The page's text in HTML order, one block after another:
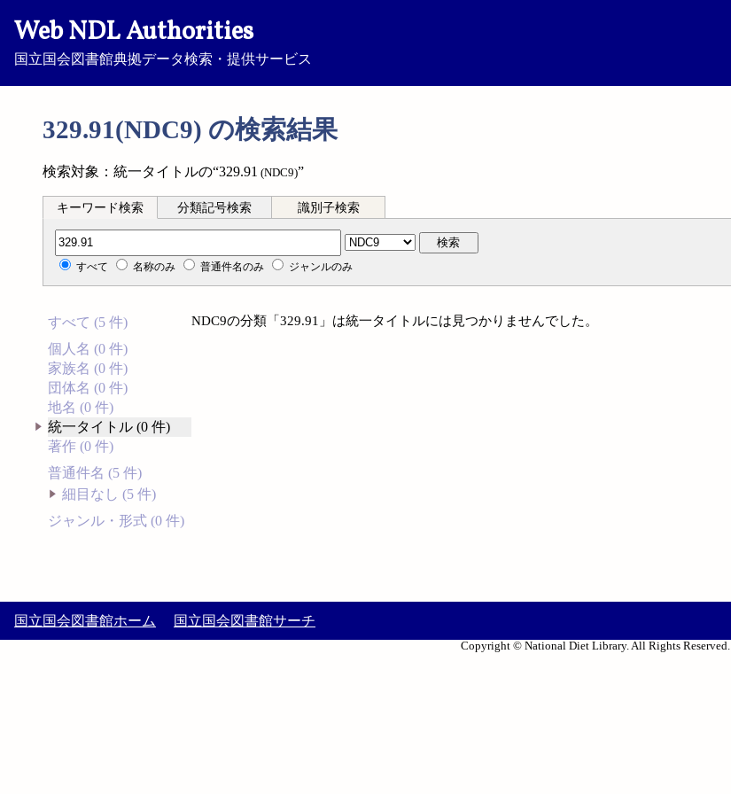
Web NDL Authorities
国立国会図書館典拠データ検索・提供サービス
329.91(NDC9) の検索結果
検索対象：統一タイトルの“329.91 (NDC9)”
キーワード検索 分類記号検索 識別子検索
分類記号検索 検索
すべて 名称のみ 普通件名のみ ジャンルのみ
すべて (5 件)
個人名 (0 件)
家族名 (0 件)
団体名 (0 件)
地名 (0 件)
統一タイトル (0 件)
著作 (0 件)
普通件名 (5 件)
細目なし (5 件)
ジャンル・形式 (0 件)
NDC9の分類「329.91」は統一タイトルには見つかりませんでした。
国立国会図書館ホーム 国立国会図書館サーチ
Copyright © National Diet Library. All Rights Reserved.